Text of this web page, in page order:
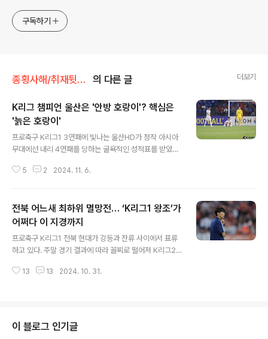
구독하기
종횡사해/취재뒷얘기 의 다른 글 더보기
K리그 챔피언 울산은 '안방 호랑이'? 핵심은
'늙은 호랑이'
프로축구 K리그1 3연패에 빛나는 울산HD가 정작 아시아
무대에선 내리 4연패를 당하는 굴욕적인 성적표를 받았다.
나온다. 하지만 이는 겉으로 드러난 현상일 뿐이다. 본질은
(말레이시아)와의 원정 경기에서 경기 시작 8분 만에 어이
없게 실점한 것을 시작으로 0-3으로 완패했다. 김판곤 울
산 감독은 “변명할 게 없다”며 고개를 숙여야 했다.울산은
가와사키 프론탈레(0-1)를 시작으로 요코하마 마리노스(0
경기에서 모두 패했다. 12개 팀이 참여하는 ACLE 동아시
5 2 2024. 11. 6.
전북 어느새 최하위 멸망전… ‘K리그1 왕조’가
어쩌다 이 지경까지
프로축구 K리그1 전북 현대가 강등과 잔류 사이에서 표류
하고 있다. 주말 경기 결과에 따라 꼴찌로 떨어져 K리그2
할 때만 해도 가장 강력한 우승 후보 가운데 하나로 거론됐
에서 열리는 36라운드에서 인천에 패하기라도 한다면 전
북과 인천의 순위가 뒤바뀌게 된다. K리그1은 38라운드에
13 13 2024. 10. 31.
이 블로그 인기글